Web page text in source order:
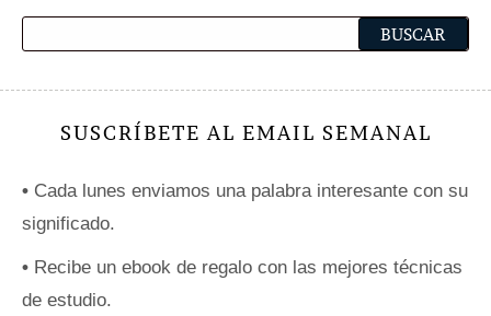
SUSCRÍBETE AL EMAIL SEMANAL
• Cada lunes enviamos una palabra interesante con su
significado.
• Recibe un ebook de regalo con las mejores técnicas
de estudio.